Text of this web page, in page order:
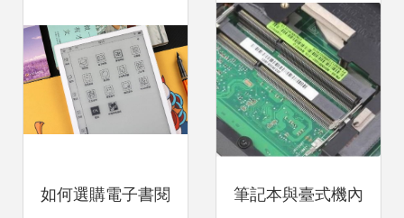
如何選購電子書閱 筆記本與臺式機內